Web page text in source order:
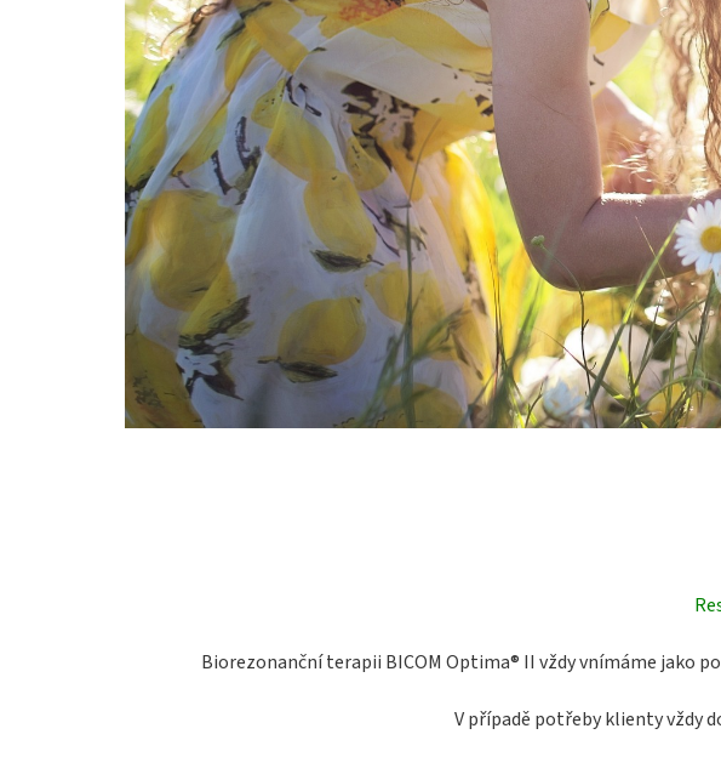
Biorezonanční terapii BICOM Optima® II vždy vnímáme jako
V případě potřeby klienty vždy